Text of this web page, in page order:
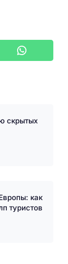
скрытых
как
туристов